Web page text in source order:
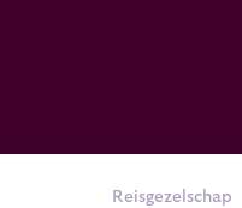
Reisgezelschap